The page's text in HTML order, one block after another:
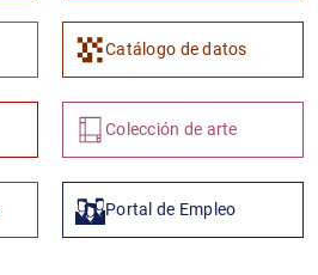
Catálogo de datos
Colección de arte
Portal de Empleo